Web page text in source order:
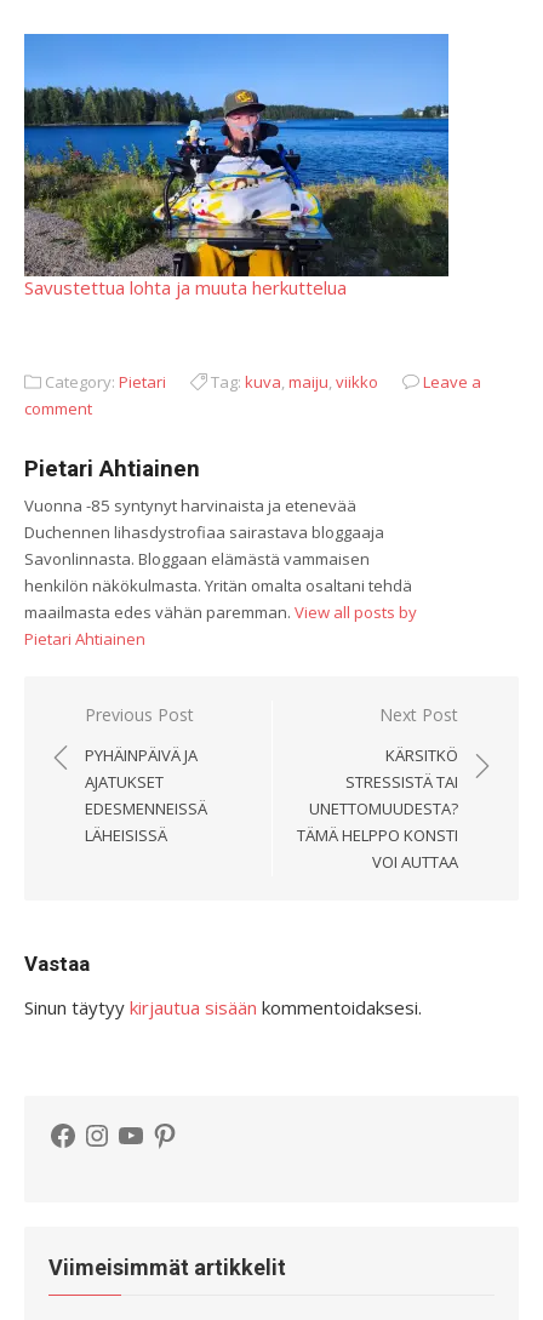
Savustettua lohta ja muuta herkuttelua
Category: Pietari Tag: kuva,maiju,viikko
Leave a
comment
Pietari Ahtiainen
Vuonna -85 syntynyt harvinaista ja etenevää
Duchennen lihasdystrofiaa sairastava bloggaaja
Savonlinnasta. Bloggaan elämästä vammaisen
henkilön näkökulmasta. Yritän omalta osaltani tehdä
maailmasta edes vähän paremman. View all posts by
Pietari Ahtiainen
Artikkelien
selaus
Previous Post
PYHÄINPÄIVÄ JA
AJATUKSET
EDESMENNEISSÄ
LÄHEISISSÄ
Next Post
KÄRSITKÖ
STRESSISTÄ TAI
UNETTOMUUDESTA?
TÄMÄ HELPPO KONSTI
VOI AUTTAA
Vastaa
Sinun täytyy kirjautua sisään kommentoidaksesi.
Facebook
Instagram
YouTubePinterest
Viimeisimmät artikkelit